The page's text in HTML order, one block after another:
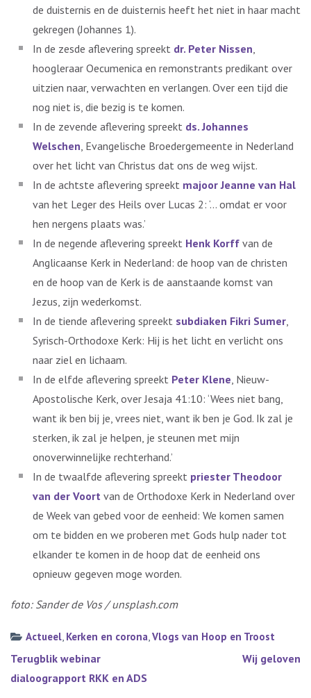
de duisternis en de duisternis heeft het niet in haar macht
gekregen (Johannes 1).
In de zesde aflevering spreekt dr. Peter Nissen,
hoogleraar Oecumenica en remonstrants predikant over
uitzien naar, verwachten en verlangen. Over een tijd die
nog niet is, die bezig is te komen.
In de zevende aflevering spreekt ds. Johannes
Welschen, Evangelische Broedergemeente in Nederland
over het licht van Christus dat ons de weg wijst.
In de achtste aflevering spreekt majoor Jeanne van Hal
van het Leger des Heils over Lucas 2: ‘… omdat er voor
hen nergens plaats was.’
In de negende aflevering spreekt Henk Korff van de
Anglicaanse Kerk in Nederland: de hoop van de christen
en de hoop van de Kerk is de aanstaande komst van
Jezus, zijn wederkomst.
In de tiende aflevering spreekt subdiaken Fikri Sumer,
Syrisch-Orthodoxe Kerk: Hij is het licht en verlicht ons
naar ziel en lichaam.
In de elfde aflevering spreekt Peter Klene, Nieuw-
Apostolische Kerk, over Jesaja 41:10: ‘Wees niet bang,
want ik ben bij je, vrees niet, want ik ben je God. Ik zal je
sterken, ik zal je helpen, je steunen met mijn
onoverwinnelijke rechterhand.’
In de twaalfde aflevering spreekt priester Theodoor
van der Voort van de Orthodoxe Kerk in Nederland over
de Week van gebed voor de eenheid: We komen samen
om te bidden en we proberen met Gods hulp nader tot
elkander te komen in de hoop dat de eenheid ons
opnieuw gegeven moge worden.
foto: Sander de Vos / unsplash.com
Actueel, Kerken en corona,Vlogs van Hoop en Troost
Bericht
navigatie
Terugblik webinar
dialoograpport RKK en ADS
Wij geloven